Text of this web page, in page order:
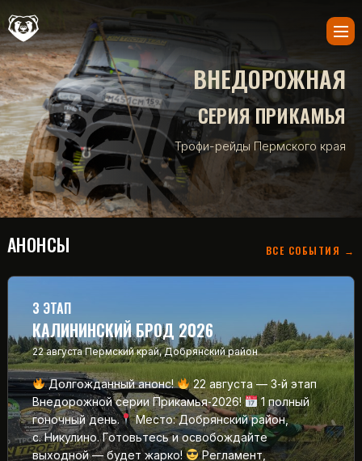
ВНЕДОРОЖНАЯ
СЕРИЯ ПРИКАМЬЯ
Трофи-рейды Пермского края
АНОНСЫ ВСЕ СОБЫТИЯ →
3 ЭТАП
КАЛИНИНСКИЙ БРОД 2026
22 августа Пермский край, Добрянский район
Долгожданный анонс!
22 августа — 3‑й этап
Внедорожной серии Прикамья‑2026!
1 полный
гоночный день.
Место: Добрянский район,
с. Никулино. Готовьтесь и освобождайте
выходной — будет жарко!
Регламент,